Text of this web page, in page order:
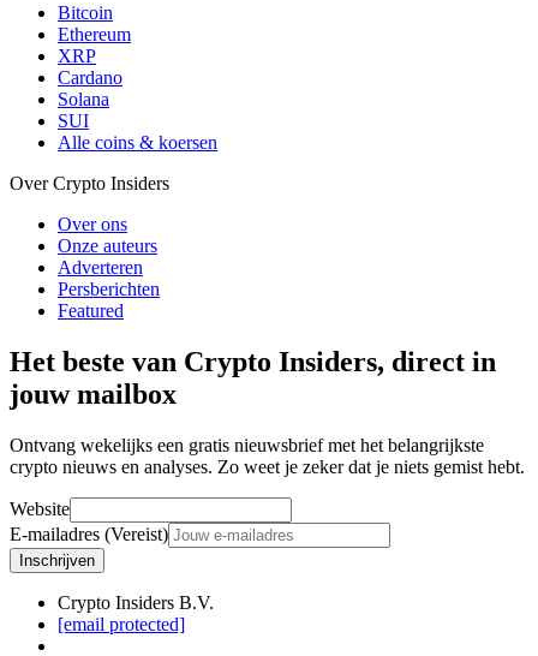
Bitcoin
Ethereum
XRP
Cardano
Solana
SUI
Alle coins & koersen
Over Crypto Insiders
Over ons
Onze auteurs
Adverteren
Persberichten
Featured
Het beste van Crypto Insiders, direct in
jouw mailbox
Ontvang wekelijks een gratis nieuwsbrief met het belangrijkste
crypto nieuws en analyses. Zo weet je zeker dat je niets gemist hebt.
Website
E-mailadres (Vereist)
Inschrijven
Crypto Insiders B.V.
[email protected]